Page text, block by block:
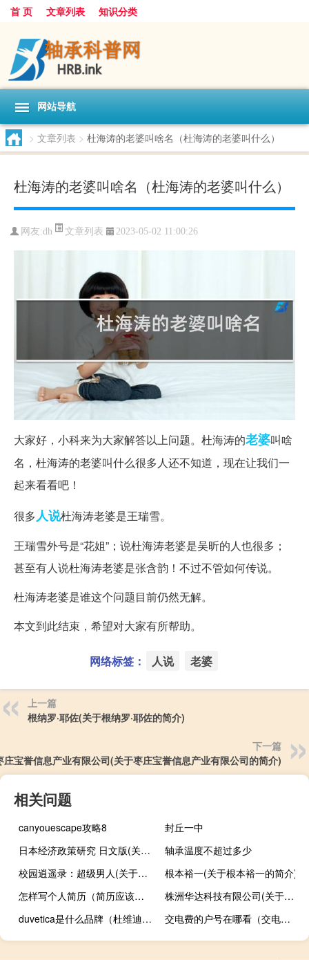
首 页 文章列表 知识分类
网站导航
> 文章列表 > 杜海涛的老婆叫啥名（杜海涛的老婆叫什么）
杜海涛的老婆叫啥名（杜海涛的老婆叫什么）
网友:dh 文章列表 2023-05-02 11:00:26
大家好，小科来为大家解答以上问题。杜海涛的老婆叫啥
名，杜海涛的老婆叫什么很多人还不知道，现在让我们一
起来看看吧！
很多人说杜海涛老婆是王瑞雪。
王瑞雪外号是“花姐”；说杜海涛老婆是吴昕的人也很多；
甚至有人说杜海涛老婆是张含韵！不过不管如何传说。
杜海涛老婆是谁这个问题目前仍然无解。
本文到此结束，希望对大家有所帮助。
网络标签： 人说 老婆
上一篇
根纳罗·耶佐(关于根纳罗·耶佐的简介)
下一篇
庄宝誉信息产业有限公司(关于枣庄宝誉信息产业有限公司的简介)
相关问题
canyouescape攻略8
封丘一中
日本经济政策研究 日文版(关于日本经济政策研究 日文版的简介)
轴承温度不超过多少
校园逍遥录：超级男人(关于校园逍遥录：超级男人的简介)
根本裕一(关于根本裕一的简介)
怎样写个人简历（简历应该怎么写）
株洲华达科技有限公司(关于株洲华达科技有限公司的简介)
duvetica是什么品牌（杜维迪卡Duvetica是哪个国家的品牌）
交电费的户号在哪看（交电费的户号怎么查）